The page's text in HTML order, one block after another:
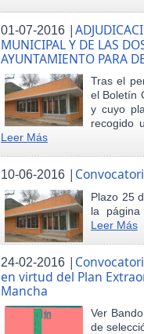
01-07-2016 |
MUNICIPAL Y DE LAS
AYUNTAMIENTO PARA
Tras el
el Boletín
y cuyo
recogido
Leer Más
10-06-2016 |
Plazo 25
la
Leer Más
24-02-2016 |
en virtud del Plan
Mancha
Ver
de